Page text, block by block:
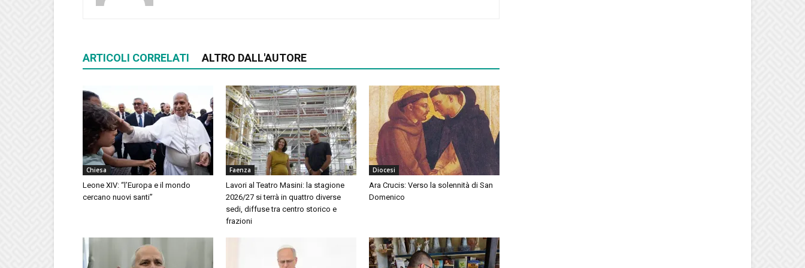
ARTICOLI CORRELATI ALTRO DALL'AUTORE
Chiesa
Leone XIV: “l’Europa e il mondo
cercano nuovi santi”
Faenza
Lavori al Teatro Masini: la stagione
2026/27 si terrà in quattro diverse
sedi, diffuse tra centro storico e
frazioni
Diocesi
Ara Crucis: Verso la solennità di San
Domenico